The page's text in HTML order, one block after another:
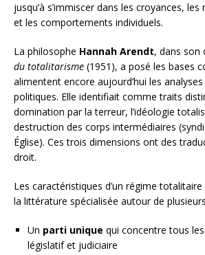
jusqu’à s’immiscer dans les croyances,
et les comportements individuels.
La philosophe Hannah Arendt, dans son
du totalitarisme (1951), a posé les bases
alimentent encore aujourd’hui les
politiques. Elle identifiait comme traits
domination par la terreur, l’idéologie
destruction des corps intermédiaires
Église). Ces trois dimensions ont des
droit.
Les caractéristiques d’un régime
la littérature spécialisée autour de
Un parti unique qui concentre tous
législatif et judiciaire